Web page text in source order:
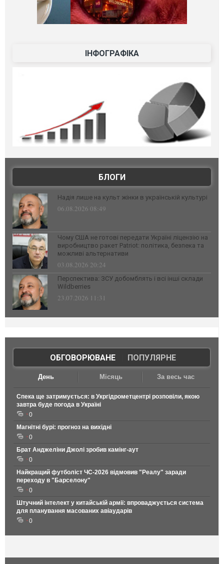
ІНФОГРАФІКА
БЛОГИ
Надія лише на культ жінки в українській культурі
06.08.2026 08:49
Чому США не готові передати Україні ліцензію на
виробництво ракет Patriot: політика, безпека та
можливі альтернативи
03.08.2026 20:24
Перспектива: ЗСУ добомблять і всі інші склади
Wildberries
23.07.2026 11:31
ОБГОВОРЮВАНЕ| ПОПУЛЯРНЕ
День Місяць За весь час
Спека ще затримується: в Укргідрометцентрі розповіли, якою
завтра буде погода в Україні
0
Магнітні бурі: прогноз на вихідні
0
Брат Анджеліни Джолі зробив камінг-аут
0
Найкращий футболіст ЧС-2026 відмовив "Реалу" заради
переходу в "Барселону"
0
Штучний інтелект у китайській армії: впроваджується система
для планування масованих авіаударів
0